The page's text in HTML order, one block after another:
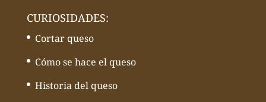
CURIOSIDADES:
Cortar queso
Cómo se hace el queso
Historia del queso